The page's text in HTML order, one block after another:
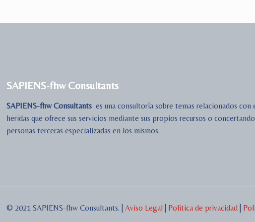
SAPIENS-fhw Consultants
SAPIENS-fhw Consultants es una consultoría sobre temas relacionados con
heridas que ofrece sus servicios mediante sus propios recursos o
personas terceras especializadas en los mismos.
© 2021 SAPIENS-fhw Consultants. |Aviso Legal Política de privacidad